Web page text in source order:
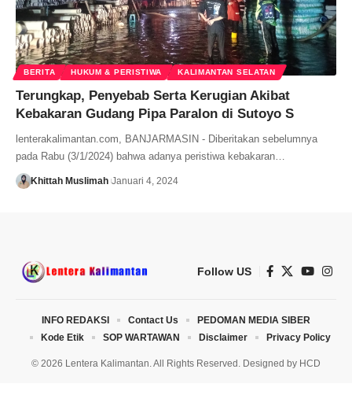
BERITA HUKUM & PERISTIWA KALIMANTAN SELATAN
Terungkap, Penyebab Serta Kerugian Akibat
Kebakaran Gudang Pipa Paralon di Sutoyo S
lenterakalimantan.com, BANJARMASIN - Diberitakan sebelumnya
pada Rabu (3/1/2024) bahwa adanya peristiwa kebakaran…
Khittah Muslimah Januari 4, 2024
Follow US
© 2026 Lentera Kalimantan. All Rights Reserved. Designed by HCD
INFO REDAKSI Contact Us
PEDOMAN MEDIA SIBER
Kode Etik
SOP WARTAWAN Disclaimer Privacy Policy